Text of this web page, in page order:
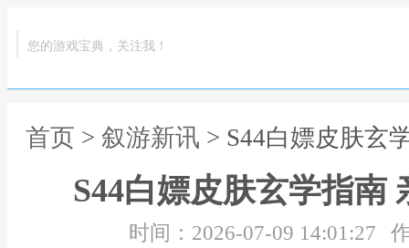
您的游戏宝典，关注我！
首页 > 叙游新讯 > S44白嫖皮肤玄
S44白嫖皮肤玄学指南
时间：2026-07-09 14:01:27